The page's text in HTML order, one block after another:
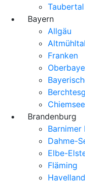
Taubertal
Bayern
Allgäu
Altmühltal
Franken
Chiemsee
Brandenburg
Barnimer
Dahme-
Elbe-
Fläming
Havelland